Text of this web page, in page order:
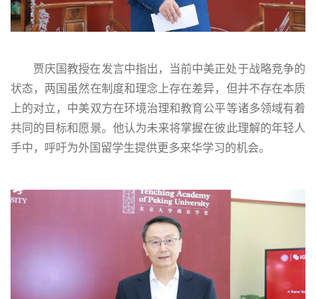
贾庆国教授在发言中指出，当前中美正处于战略竞争的
状态，两国虽然在制度和理念上存在差异，但并不存在本质
上的对立，中美双方在环境治理和教育公平等诸多领域有着
共同的目标和愿景。他认为未来将掌握在彼此理解的年轻人
手中，呼吁为外国留学生提供更多来华学习的机会。